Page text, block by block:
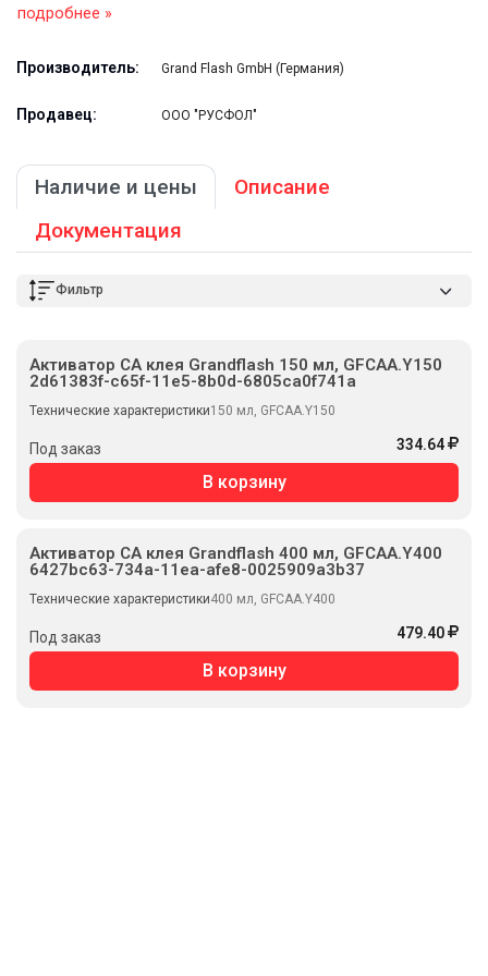
подробнее »
Производитель: Grand Flash GmbH (Германия)
Продавец: ООО "РУСФОЛ"
Наличие и цены
Описание
Документация
Фильтр
Активатор CA клея Grandflash 150 мл, GFCAA.Y150
2d61383f-c65f-11e5-8b0d-6805ca0f741a
Технические характеристики150 мл, GFCAA.Y150
Под заказ 334.64
В корзину
Активатор CA клея Grandflash 400 мл, GFCAA.Y400
6427bc63-734a-11ea-afe8-0025909a3b37
Технические характеристики400 мл, GFCAA.Y400
Под заказ 479.40
В корзину